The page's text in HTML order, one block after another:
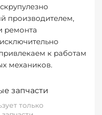
производителем,
ремонта
к работам
механиков.
запчасти
только